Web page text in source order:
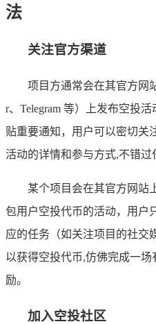
法
关注官方渠道
项目方通常会在其官方网
r、Telegram 等）上发布空投
贴重要通知，用户可以密切关
活动的详情和参与方式,不错过
某个项目会在其官方网站
包用户空投代币的活动，用户
应的任务（如关注项目的社交
以获得空投代币,仿佛完成一
励。
加入空投社区